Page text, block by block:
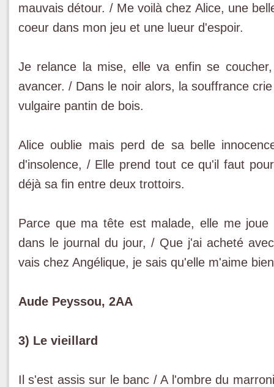
mauvais détour. / Me voilà chez Alice, une
coeur dans mon jeu et une lueur d'espoir.
Je relance la mise, elle va enfin se
avancer. / Dans le noir alors, la souffrance
vulgaire pantin de bois.
Alice oublie mais perd de sa belle
d'insolence, / Elle prend tout ce qu'il faut
déjà sa fin entre deux trottoirs.
Parce que ma tête est malade, elle me
dans le journal du jour, / Que j'ai acheté
vais chez Angélique, je sais qu'elle m'aime
Aude Peyssou, 2AA
3) Le vieillard
Il s'est assis sur le banc / A l'ombre du